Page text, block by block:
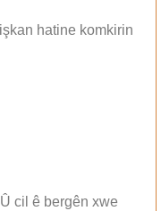
hatine komkirin
cil ê bergên xwe